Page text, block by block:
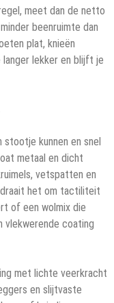
meet dan de netto
beenruimte dan
plat, knieën
lekker en blijft je
stootje kunnen en snel
metaal en dicht
vetspatten en
het om tactiliteit
of een wolmix die
coating
met lichte veerkracht
en slijtvaste